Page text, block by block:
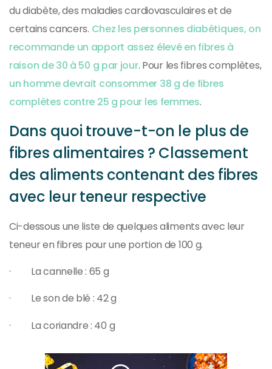
du diabète, des maladies cardiovasculaires et de
certains cancers. Chez les personnes diabétiques, on
recommande un apport assez élevé en fibres à
raison de 30 à 50 g par jour. Pour les fibres complètes,
un homme devrait consommer 38 g de fibres
complètes contre 25 g pour les femmes.
Dans quoi trouve-t-on le plus de
fibres alimentaires ? Classement
des aliments contenant des fibres
avec leur teneur respective
Ci-dessous une liste de quelques aliments avec leur
teneur en fibres pour une portion de 100 g.
· La cannelle : 65 g
· Le son de blé : 42 g
· La coriandre : 40 g